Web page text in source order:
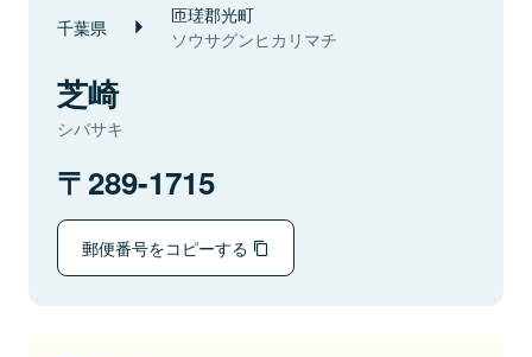
千葉県 匝瑳郡光町
ソウサグンヒカリマチ
芝崎
シバサキ
289-1715
郵便番号をコピーする